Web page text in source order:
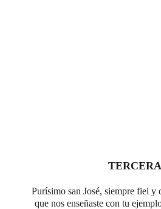
TERCERA
Purísimo san José, siempre fiel y
que nos enseñaste con tu